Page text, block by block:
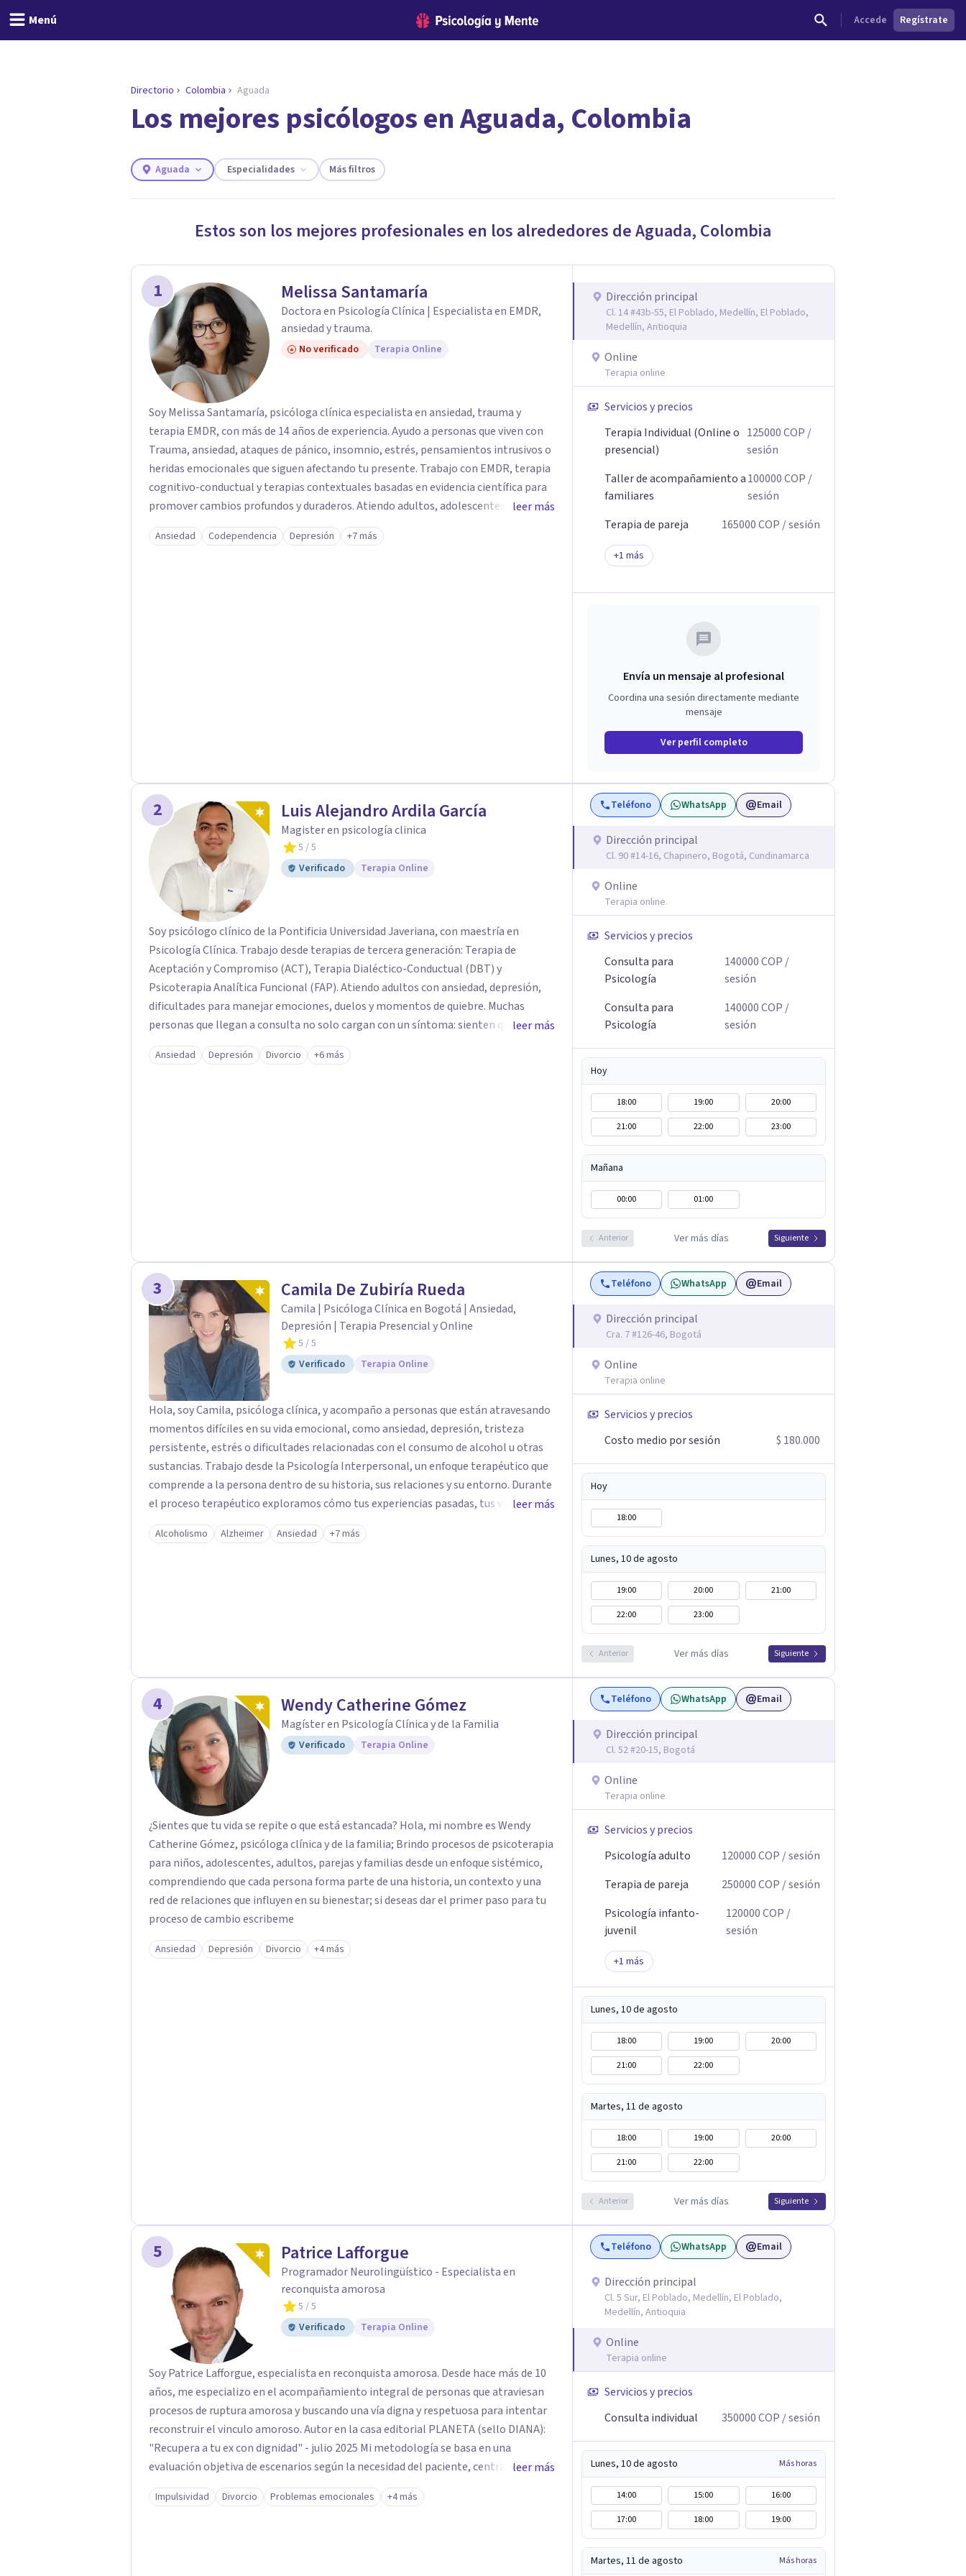
Menú Accede Regístrate
ENCONTRAR MI TERAPEUTA
¿Necesitas ayuda para encontrar el psicólogo adecuado?
Responder cuestionario
Directorio Colombia Aguada
Los mejores psicólogos en Aguada, Colombia
Aguada Especialidades Más filtros
Estos son los mejores profesionales en los alrededores deAguada, Colombia
1 Melissa Santamaría
Doctora en Psicología Clínica | Especialista en EMDR,
ansiedad y trauma.
No verificado Terapia Online
Soy Melissa Santamaría, psicóloga clínica especialista en ansiedad, trauma y
terapia EMDR, con más de 14 años de experiencia. Ayudo a personas que viven con
Trauma, ansiedad, ataques de pánico, insomnio, estrés, pensamientos intrusivos o
heridas emocionales que siguen afectando tu presente. Trabajo con EMDR, terapia
cognitivo-conductual y terapias contextuales basadas en evidencia científica para
promover cambios profundos y duraderos. Atiendo adultos, adolescentes, parejas y
familias de forma presencial en Medellín y online, en un espacio seguro, cercano y
profesional.
leer más
Ansiedad Codependencia Depresión +7 más
Dirección principal
Cl. 14 #43b-55, El Poblado, Medellín, El Poblado,
Medellín, Antioquia
Online
Terapia online
Servicios y precios
Terapia Individual (Online o
presencial)
125000COP /
sesión
Taller de acompañamiento a
familiares
100000COP /
sesión
Terapia de pareja
165000COP / sesión
+1 más
Envía un mensaje al profesional
Coordina una sesión directamente mediante
mensaje
Ver perfil completo
2 Luis Alejandro Ardila García
Magister en psicología clinica
5 / 5
Verificado
Terapia Online
Soy psicólogo clínico de la Pontificia Universidad Javeriana, con maestría en
Psicología Clínica. Trabajo desde terapias de tercera generación: Terapia de
Aceptación y Compromiso (ACT), Terapia Dialéctico-Conductual (DBT) y
Psicoterapia Analítica Funcional (FAP). Atiendo adultos con ansiedad, depresión,
dificultades para manejar emociones, duelos y momentos de quiebre. Muchas
personas que llegan a consulta no solo cargan con un síntoma: sienten que sus
propias reacciones emocionales les complican más la vida. Desde ahí trabajamos.
No busco eliminar el malestar a la fuerza. Prefiero entender qué lo sostiene y
leer más
Ansiedad Depresión Divorcio +6 más
Teléfono WhatsApp Email
Dirección principal
Cl. 90 #14-16, Chapinero, Bogotá, Cundinamarca
Online
Terapia online
Servicios y precios
Consulta para
Psicología
140000COP /
sesión
Consulta para
Psicología
140000COP /
sesión
Hoy
18:00 19:00
20:00
21:00
22:00 23:00
Mañana
00:00 01:00
Anterior Ver más días Siguiente
3 Camila De Zubiría Rueda
Camila | Psicóloga Clínica en Bogotá | Ansiedad,
Depresión | Terapia Presencial y Online
5 / 5
Verificado
Terapia Online
Hola, soy Camila, psicóloga clínica, y acompaño a personas que están atravesando
momentos difíciles en su vida emocional, como ansiedad, depresión, tristeza
persistente, estrés o dificultades relacionadas con el consumo de alcohol u otras
sustancias. Trabajo desde la Psicología Interpersonal, un enfoque terapéutico que
comprende a la persona dentro de su historia, sus relaciones y su entorno. Durante
el proceso terapéutico exploramos cómo tus experiencias pasadas, tus vínculos y
tu contexto actual influyen en tu bienestar emocional, con el objetivo de generar
cambios significativos y duraderos en tu vida. Mi propósito como psicóloga es
bienestar emocional.
leer más
Alcoholismo Alzheimer Ansiedad +7 más
Teléfono WhatsApp Email
Dirección principal
Cra. 7 #126-46, Bogotá
Online
Terapia online
Servicios y precios
Costo medio por sesión
$ 180.000
Hoy
18:00
Lunes, 10 de agosto
19:00 20:00
21:00
22:00
23:00
Anterior Ver más días Siguiente
4 Wendy Catherine Gómez
Magíster en Psicología Clínica y de la Familia
Verificado Terapia Online
¿Sientes que tu vida se repite o que está estancada? Hola, mi nombre es Wendy
Catherine Gómez, psicóloga clínica y de la familia; Brindo procesos de psicoterapia
para niños, adolescentes, adultos, parejas y familias desde un enfoque sistémico,
comprendiendo que cada persona forma parte de una historia, un contexto y una
red de relaciones que influyen en su bienestar; si deseas dar el primer paso para tu
proceso de cambio escribeme
Ansiedad Depresión Divorcio +4 más
Teléfono WhatsApp Email
Dirección principal
Cl. 52 #20-15, Bogotá
Online
Terapia online
Servicios y precios
Psicología adulto
120000COP / sesión
Terapia de pareja
250000COP / sesión
Psicología infanto-
juvenil
120000COP /
sesión
+1 más
Lunes, 10 de agosto
18:00 19:00
20:00
21:00
22:00
Martes, 11 de agosto
18:00 19:00
20:00
21:00
22:00
Anterior Ver más días Siguiente
5 Patrice Lafforgue
Programador Neurolingüístico - Especialista en
reconquista amorosa
5 / 5
Verificado
Terapia Online
Soy Patrice Lafforgue, especialista en reconquista amorosa. Desde hace más de 10
años, me especializo en el acompañamiento integral de personas que atraviesan
procesos de ruptura amorosa y buscando una vía digna y respetuosa para intentar
reconstruir el vinculo amoroso. Autor en la casa editorial PLANETA (sello DIANA):
"Recupera a tu ex con dignidad" - julio 2025 Mi metodología se basa en una
evaluación objetiva de escenarios según la necesidad del paciente, centrada en tres
ejes fundamentales: 1- Análisis de viabilidad: estimación de probabilidades reales
de recuperación de la relación de pareja 2- Análisis conductual: evaluación de
leer más
Impulsividad Divorcio Problemas emocionales +4 más
Teléfono WhatsApp Email
Dirección principal
Cl. 5 Sur, El Poblado, Medellín, El Poblado,
Medellín, Antioquia
Online
Terapia online
Servicios y precios
Consulta individual
350000COP / sesión
Lunes, 10 de agosto Más horas
14:00 15:00
16:00
17:00
18:00 19:00
Martes, 11 de agosto Más horas